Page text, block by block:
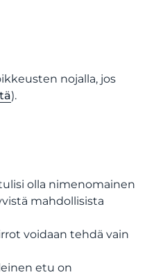
nojalla, jos
).
olla nimenomainen
mahdollisista
voidaan tehdä vain
etu on